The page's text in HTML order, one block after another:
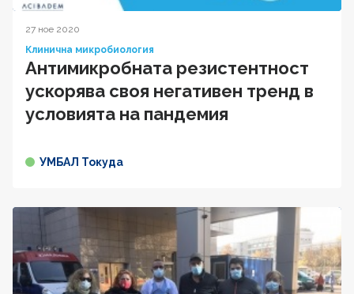
27 ное 2020
Клинична микробиология
Антимикробната резистентност
ускорява своя негативен тренд в
условията на пандемия
УМБАЛ Токуда